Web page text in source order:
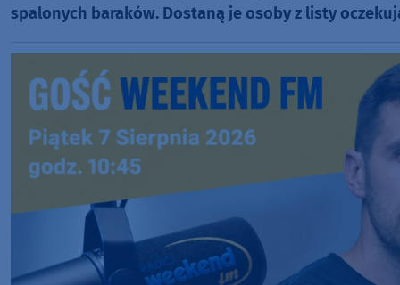
spalonych baraków. Dostaną je osoby z listy